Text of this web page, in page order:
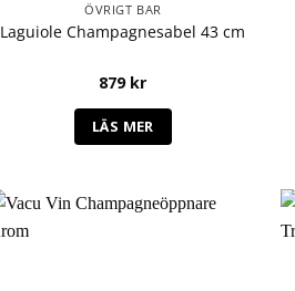
ÖVRIGT BAR
Laguiole Champagnesabel 43 cm
879 kr
LÄS MER